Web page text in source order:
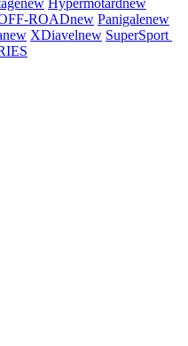
new Hypermotardnew
ROADnew Panigalenew
new XDiavelnew SuperSport